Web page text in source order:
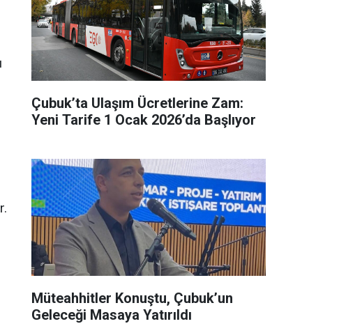
Çubuk’ta Ulaşım Ücretlerine Zam:
Yeni Tarife 1 Ocak 2026’da Başlıyor
Müteahhitler Konuştu, Çubuk’un
Geleceği Masaya Yatırıldı